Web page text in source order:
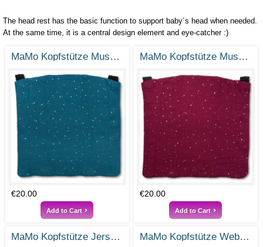
The head rest has the basic function to support baby´s head when needed.
At the same time, it is a central design element and eye-catcher :)
MaMo Kopfstütze Musselin Petrol Gold Punkte
€20.00
Add to Cart
MaMo Kopfstütze Musselin Weinrot Gold Punkte
€20.00
Add to Cart
MaMo Kopfstütze Jersey Fluch der Tiefe MaMo Kopfstütze Webstoff Cat Lovers